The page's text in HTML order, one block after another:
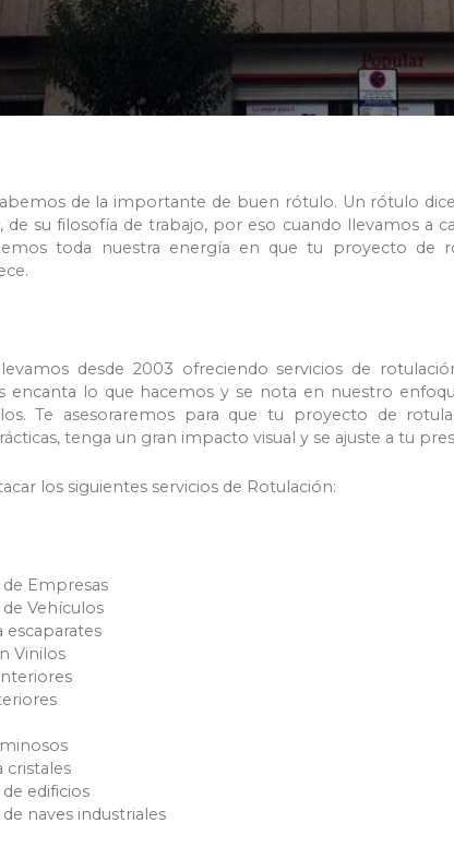
de la importante de buen rótulo. Un rótulo
de su filosofía de trabajo, por eso cuando llevamos a
toda nuestra energía en que tu proyecto de
desde 2003 ofreciendo servicios de
encanta lo que hacemos y se nota en nuestro
Te asesoraremos para que tu proyecto de
tenga un gran impacto visual y se ajuste a tu
los siguientes servicios de Rotulación:
Empresas
Vehículos
escaparates
Vinilos
cristales
edificios
naves industriales